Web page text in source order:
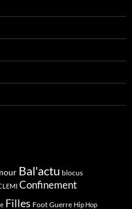
Bal'actu blocus
Confinement
Filles Foot Guerre Hip Hop